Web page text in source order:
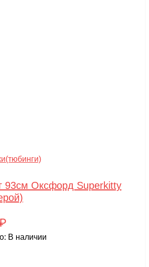
93см Оксфорд Superkitty
В наличии